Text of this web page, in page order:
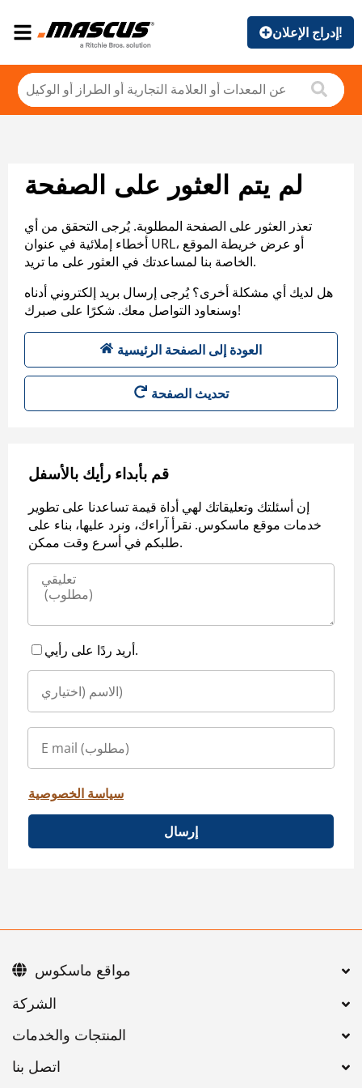
إدراج الإعلان!
لم يتم العثور على الصفحة
تعذر العثور على الصفحة المطلوبة. يُرجى التحقق من أي
أخطاء إملائية في عنوان URL، أو عرض خريطة الموقع
الخاصة بنا لمساعدتك في العثور على ما تريد.
هل لديك أي مشكلة أخرى؟ يُرجى إرسال بريد إلكتروني أدناه
وسنعاود التواصل معك. شكرًا على صبرك!
العودة إلى الصفحة الرئيسية
تحديث الصفحة
قم بأبداء رأيك بالأسفل
إن أسئلتك وتعليقاتك لهي أداة قيمة تساعدنا على تطوير
خدمات موقع ماسكوس. نقرأ آراءك، ونرد عليها، بناء على
طلبكم في أسرع وقت ممكن.
أريد ردًا على رأيي.
سياسة الخصوصية
إرسال
اتصل بنا
مواقع ماسكوس